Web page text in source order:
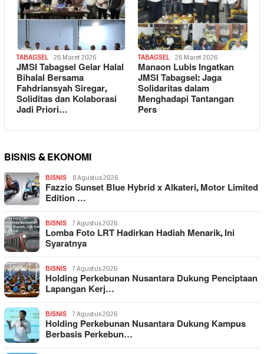
TABAGSEL 26 Maret 2026
JMSI Tabagsel Gelar Halal
Bihalal Bersama
Fahdriansyah Siregar,
Soliditas dan Kolaborasi
Jadi Priori…
TABAGSEL 26 Maret 2026
Manaon Lubis Ingatkan
JMSI Tabagsel: Jaga
Solidaritas dalam
Menghadapi Tantangan
Pers
BISNIS & EKONOMI
BISNIS 8 Agustus 2026
Fazzio Sunset Blue Hybrid x Alkateri, Motor Limited
Edition …
BISNIS 7 Agustus 2026
Lomba Foto LRT Hadirkan Hadiah Menarik, Ini
Syaratnya
BISNIS 7 Agustus 2026
Holding Perkebunan Nusantara Dukung Penciptaan
Lapangan Kerj…
BISNIS 7 Agustus 2026
Holding Perkebunan Nusantara Dukung Kampus
Berbasis Perkebun…